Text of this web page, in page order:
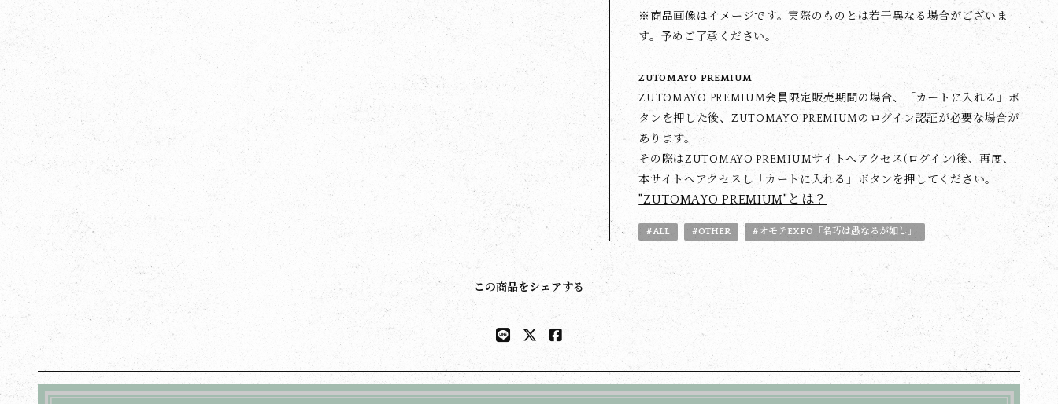
※商品画像はイメージです。実際のものとは若干異なる場合がございま
す。予めご了承ください。
ZUTOMAYO PREMIUM
ZUTOMAYO PREMIUM会員限定販売期間の場合、「カートに入れる」ボ
タンを押した後、ZUTOMAYO PREMIUMのログイン認証が必要な場合が
あります。
その際はZUTOMAYO PREMIUMサイトへアクセス(ログイン)後、再度、
本サイトへアクセスし「カートに入れる」ボタンを押してください。
"ZUTOMAYO PREMIUM"とは？
#ALL #OTHER #オモテEXPO「名巧は愚なるが如し」
この商品をシェアする